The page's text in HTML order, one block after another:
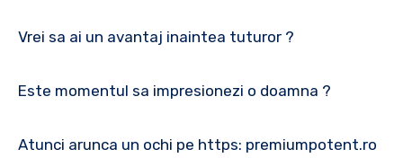
Vrei sa ai un avantaj inaintea tuturor ?
Este momentul sa impresionezi o doamna ?
Atunci arunca un ochi pe https: premiumpotent.ro